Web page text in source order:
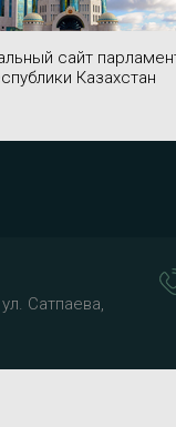
сайт
Казахстан
Сатпаева,